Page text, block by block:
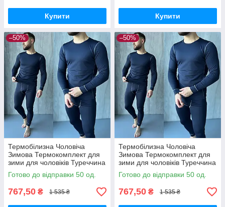
Купити Купити
–50%
Термобілизна Чоловіча
Зимова Термокомплект для
зими для чоловіків Туреччина
синій
Готово до відправки 50 од.
767,50 ₴ 1 535 ₴
–50%
Термобілизна Чоловіча
Зимова Термокомплект для
зими для чоловіків Туреччина
синій
Готово до відправки 50 од.
767,50 ₴ 1 535 ₴